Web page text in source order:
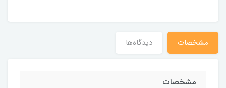
مشخصات دیدگاه‌ها
مشخصات